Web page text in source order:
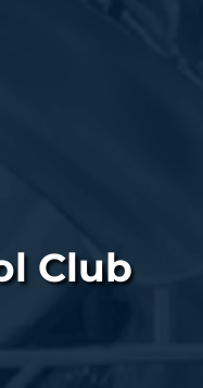
Club